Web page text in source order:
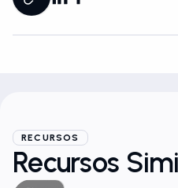
RECURSOS
Recursos